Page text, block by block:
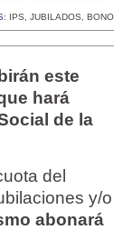
IPS, JUBILADOS, BONO
este
hará
de la
del
y/o
abonará